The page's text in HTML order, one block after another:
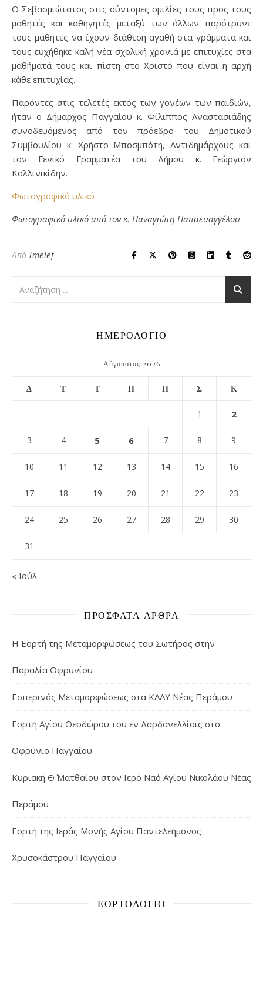
Ο Σεβασμιώτατος στις σύντομες ομιλίες τους προς τους
μαθητές και καθηγητές μεταξύ των άλλων παρότρυνε
τους μαθητές να έχουν διάθεση αγαθή στα γράμματα και
τους ευχήθηκε καλή νέα σχολική χρονιά με επιτυχίες στα
μαθήματά τους και πίστη στο Χριστό που είναι η αρχή
κάθε επιτυχίας.
Παρόντες στις τελετές εκτός των γονέων των παιδιών,
ήταν ο Δήμαρχος Παγγαίου κ. Φίλιππος Αναστασιάδης
συνοδευόμενος από τον πρόεδρο του Δημοτικού
Συμβουλίου κ. Χρήστο Μποσμπότη, Αντιδημάρχους και
τον Γενικό Γραμματέα του Δήμου κ. Γεώργιον
Καλλινικίδην.
Φωτογραφικό υλικό
Φωτογραφικό υλικό από τον κ. Παναγιώτη Παπαευαγγέλου
Από imelef
ΗΜΕΡΟΛΟΓΙΟ
Αύγουστος 2026
Δ Τ Τ Π Π Σ Κ
1 2
3 4 5 6 7 8 9
10 11 12 13 14 15 16
17 18 19 20 21 22 23
24 25 26 27 28 29 30
31
« Ιούλ
ΠΡΌΣΦΑΤΑ ΆΡΘΡΑ
Η Εορτή της Μεταμορφώσεως του Σωτήρος στην
Παραλία Οφρυνίου
Εσπερινός Μεταμορφώσεως στα ΚΑΑΥ Νέας Περάμου
Εορτή Αγίου Θεοδώρου του εν Δαρδανελλίοις στο
Οφρύνιο Παγγαίου
Κυριακή Θ΄ Ματθαίου στον Ιερό Ναό Αγίου Νικολάου Νέας
Περάμου
Εορτή της Ιεράς Μονής Αγίου Παντελεήμονος
Χρυσοκάστρου Παγγαίου
ΕΟΡΤΟΛΌΓΙΟ